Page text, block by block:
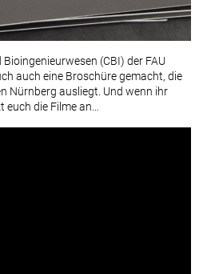
(CBI) der FAU
auch eine Broschüre gemacht, die
Nürnberg ausliegt. Und wenn ihr
die Filme an…